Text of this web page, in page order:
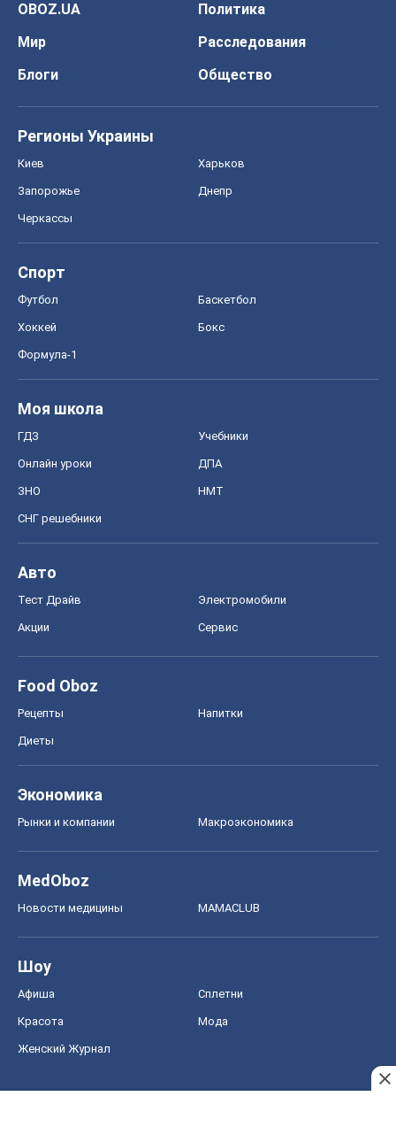
OBOZ.UA
Политика
Мир
Расследования
Блоги
Общество
Регионы Украины
Киев Харьков
Запорожье Днепр
Черкассы
Спорт
Футбол Баскетбол
Хоккей Бокс
Формула-1
Моя школа
ГДЗ Учебники
Онлайн уроки ДПА
ЗНО НМТ
СНГ решебники
Авто
Тест Драйв Электромобили
Акции Сервис
Food Oboz
Рецепты Напитки
Диеты
Экономика
Рынки и компании Mакроэкономика
MedOboz
Новости медицины MAMACLUB
Шоу
Афиша Сплетни
Красота Мода
Женский Журнал